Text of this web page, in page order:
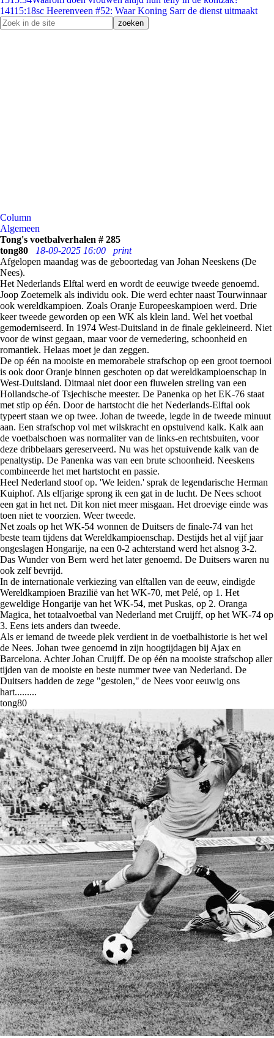
14115:18sc Heerenveen #52: Waar Koning Sarr de dienst uitmaakt
Column
Algemeen
Tong's voetbalverhalen # 285
tong80
18-09-2025 16:00
print
Afgelopen maandag was de geboortedag van Johan Neeskens (De
Nees).
Het Nederlands Elftal werd en wordt de eeuwige tweede genoemd.
Joop Zoetemelk als individu ook. Die werd echter naast Tourwinnaar
ook wereldkampioen. Zoals Oranje Europeeskampioen werd. Drie
keer tweede geworden op een WK als klein land. Wel het voetbal
gemoderniseerd. In 1974 West-Duitsland in de finale gekleineerd. Niet
voor de winst gegaan, maar voor de vernedering, schoonheid en
romantiek. Helaas moet je dan zeggen.
De op één na mooiste en memorabele strafschop op een groot toernooi
is ook door Oranje binnen geschoten op dat wereldkampioenschap in
West-Duitsland. Ditmaal niet door een fluwelen streling van een
Hollandsche-of Tsjechische meester. De Panenka op het EK-76 staat
met stip op één. Door de hartstocht die het Nederlands-Elftal ook
typeert staan we op twee. Johan de tweede, legde in de tweede minuut
aan. Een strafschop vol met wilskracht en opstuivend kalk. Kalk aan
de voetbalschoen was normaliter van de links-en rechtsbuiten, voor
deze dribbelaars gereserveerd. Nu was het opstuivende kalk van de
penaltystip. De Panenka was van een brute schoonheid. Neeskens
combineerde het met hartstocht en passie.
Heel Nederland stoof op. 'We leiden.' sprak de legendarische Herman
Kuiphof. Als elfjarige sprong ik een gat in de lucht. De Nees schoot
een gat in het net. Dit kon niet meer misgaan. Het droevige einde was
toen niet te voorzien. Weer tweede.
Net zoals op het WK-54 wonnen de Duitsers de finale-74 van het
beste team tijdens dat Wereldkampioenschap. Destijds het al vijf jaar
ongeslagen Hongarije, na een 0-2 achterstand werd het alsnog 3-2.
Das Wunder von Bern werd het later genoemd. De Duitsers waren nu
ook zelf bevrijd.
In de internationale verkiezing van elftallen van de eeuw, eindigde
Wereldkampioen Brazilië van het WK-70, met Pelé, op 1. Het
geweldige Hongarije van het WK-54, met Puskas, op 2. Oranga
Magica, het totaalvoetbal van Nederland met Cruijff, op het WK-74 op
3. Eens iets anders dan tweede.
Als er iemand de tweede plek verdient in de voetbalhistorie is het wel
de Nees. Johan twee genoemd in zijn hoogtijdagen bij Ajax en
Barcelona. Achter Johan Cruijff. De op één na mooiste strafschop aller
tijden van de mooiste en beste nummer twee van Nederland. De
Duitsers hadden de zege "gestolen," de Nees voor eeuwig ons
hart.........
tong80